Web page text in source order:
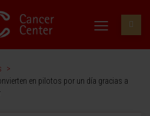
>
en pilotos por un día gracias a